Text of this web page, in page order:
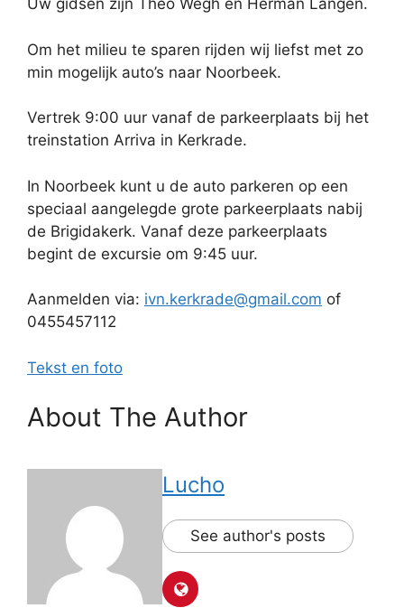
Uw gidsen zijn Theo Wegh en Herman Langen.
Om het milieu te sparen rijden wij liefst met zo
min mogelijk auto’s naar Noorbeek.
Vertrek 9:00 uur vanaf de parkeerplaats bij het
treinstation Arriva in Kerkrade.
In Noorbeek kunt u de auto parkeren op een
speciaal aangelegde grote parkeerplaats nabij
de Brigidakerk. Vanaf deze parkeerplaats
begint de excursie om 9:45 uur.
Aanmelden via: ivn.kerkrade@gmail.com of
0455457112
Tekst en foto
About The Author
Lucho
See author's posts